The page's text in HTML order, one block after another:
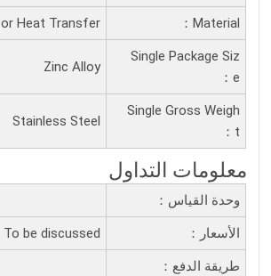
Material：
Heat Transfer
Single Package Siz
E：
Zinc Alloy
Single Gross Weigh
T：
Stainless Steel
معلومات التداول
وحدة القياس：
الأسعار： To be discussed
طريقة الدفع：